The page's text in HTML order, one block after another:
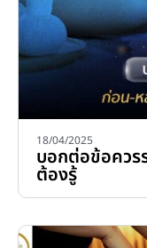
18/04/2025
บอกต่อข้อควร
ต้องรู้